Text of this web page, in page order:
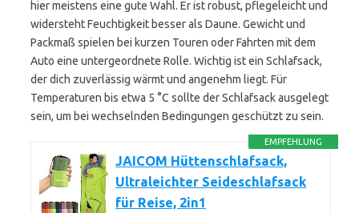
hier meistens eine gute Wahl. Er ist robust, pflegeleicht und
widersteht Feuchtigkeit besser als Daune. Gewicht und
Packmaß spielen bei kurzen Touren oder Fahrten mit dem
Auto eine untergeordnete Rolle. Wichtig ist ein Schlafsack,
der dich zuverlässig wärmt und angenehm liegt. Für
Temperaturen bis etwa 5 °C sollte der Schlafsack ausgelegt
sein, um bei wechselnden Bedingungen geschützt zu sein.
EMPFEHLUNG
JAICOM Hüttenschlafsack,
Ultraleichter Seideschlafsack
für Reise, 2in1